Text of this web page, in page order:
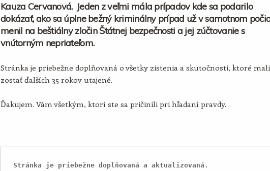
Kauza Cervanová. Jeden z veľmi mála prípadov kde sa podarilo
dokázať, ako sa úplne bežný kriminálny prípad už v samotnom
menil na beštiálny zločin Štátnej bezpečnosti a jej zúčtovanie s
vnútorným nepriateľom.
Stránka je priebežne doplňovaná o všetky zistenia a skutočnosti, ktoré mali
zostať ďalších 35 rokov utajené.
Ďakujem. Vám všetkým, ktorí ste sa pričinili pri hľadaní pravdy.
Stránka je priebežne doplňovaná a aktualizovaná.